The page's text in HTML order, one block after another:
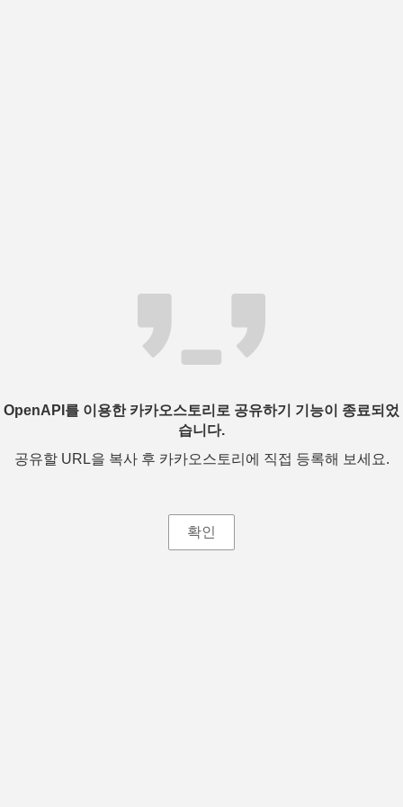
OpenAPI를 이용한 카카오스토리로 공유하기 기능이 종료되었
습니다.
공유할 URL을 복사 후 카카오스토리에 직접 등록해 보세요.
확인